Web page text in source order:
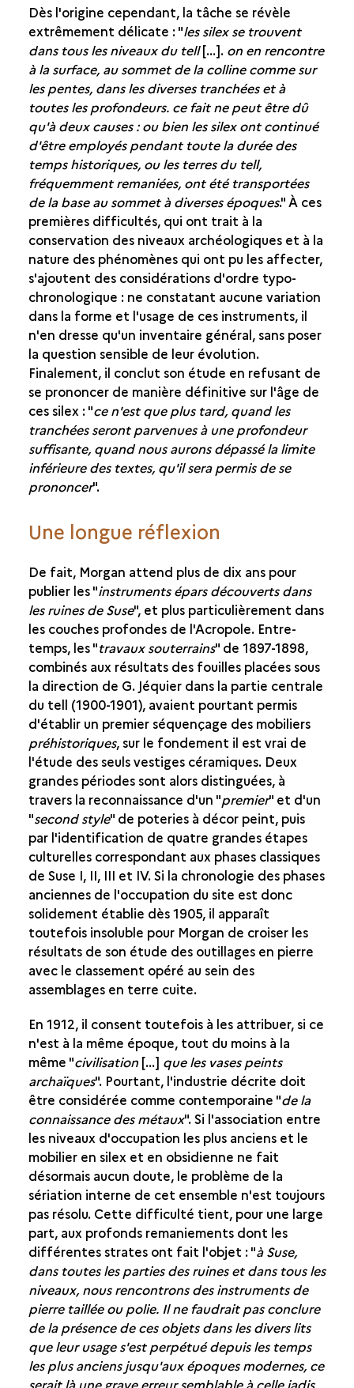
Dès l'origine cependant, la tâche se révèle
extrêmement délicate : "les silex se trouvent
dans tous les niveaux du tell[...]. on en rencontre
à la surface, au sommet de la colline comme sur
les pentes, dans les diverses tranchées et à
toutes les profondeurs. ce fait ne peut être dû
qu'à deux causes : ou bien les silex ont continué
d'être employés pendant toute la durée des
temps historiques, ou les terres du tell,
fréquemment remaniées, ont été transportées
de la base au sommet à diverses époques." À ces
premières difficultés, qui ont trait à la
conservation des niveaux archéologiques et à la
nature des phénomènes qui ont pu les affecter,
s'ajoutent des considérations d'ordre typo-
chronologique : ne constatant aucune variation
dans la forme et l'usage de ces instruments, il
n'en dresse qu'un inventaire général, sans poser
la question sensible de leur évolution.
Finalement, il conclut son étude en refusant de
se prononcer de manière définitive sur l'âge de
ces silex : "ce n'est que plus tard, quand les
tranchées seront parvenues à une profondeur
suffisante, quand nous aurons dépassé la limite
inférieure des textes, qu'il sera permis de se
prononcer".
Une longue réflexion
De fait, Morgan attend plus de dix ans pour
publier les "instruments épars découverts dans
les ruines de Suse", et plus particulièrement dans
les couches profondes de l'Acropole. Entre-
temps, les "travaux souterrains" de 1897-1898,
combinés aux résultats des fouilles placées sous
la direction de G. Jéquier dans la partie centrale
du tell (1900-1901), avaient pourtant permis
d'établir un premier séquençage des mobiliers
préhistoriques, sur le fondement il est vrai de
l'étude des seuls vestiges céramiques. Deux
grandes périodes sont alors distinguées, à
travers la reconnaissance d'un "premier" et d'un
"second style" de poteries à décor peint, puis
par l'identification de quatre grandes étapes
culturelles correspondant aux phases classiques
de Suse I, II, III et IV. Si la chronologie des phases
anciennes de l'occupation du site est donc
solidement établie dès 1905, il apparaît
toutefois insoluble pour Morgan de croiser les
résultats de son étude des outillages en pierre
avec le classement opéré au sein des
assemblages en terre cuite.
En 1912, il consent toutefois à les attribuer, si ce
n'est à la même époque, tout du moins à la
même "civilisation[...] que les vases peints
archaïques". Pourtant, l'industrie décrite doit
être considérée comme contemporaine "de la
connaissance des métaux". Si l'association entre
les niveaux d'occupation les plus anciens et le
mobilier en silex et en obsidienne ne fait
désormais aucun doute, le problème de la
sériation interne de cet ensemble n'est toujours
pas résolu. Cette difficulté tient, pour une large
part, aux profonds remaniements dont les
différentes strates ont fait l'objet : "à Suse,
dans toutes les parties des ruines et dans tous les
niveaux, nous rencontrons des instruments de
pierre taillée ou polie. Il ne faudrait pas conclure
de la présence de ces objets dans les divers lits
que leur usage s'est perpétué depuis les temps
les plus anciens jusqu'aux époques modernes, ce
serait là une grave erreur semblable à celle jadis